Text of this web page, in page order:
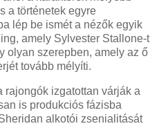
a történetek egyre
lép be ismét a nézők egyik
amely Sylvester Stallone-t
olyan szerepben, amely az ő
tovább mélyíti.
rajongók izgatottan várják a
is produkciós fázisba
alkotói zsenialitását